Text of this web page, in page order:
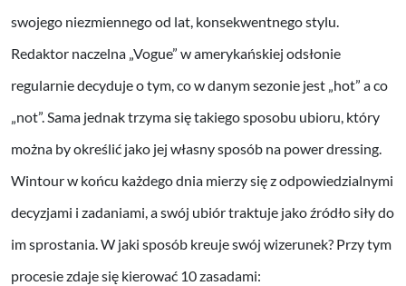
swojego niezmiennego od lat, konsekwentnego stylu.
Redaktor naczelna „Vogue” w amerykańskiej odsłonie
regularnie decyduje o tym, co w danym sezonie jest „hot” a co
„not”. Sama jednak trzyma się takiego sposobu ubioru, który
można by określić jako jej własny sposób na power dressing.
Wintour w końcu każdego dnia mierzy się z odpowiedzialnymi
decyzjami i zadaniami, a swój ubiór traktuje jako źródło siły do
im sprostania. W jaki sposób kreuje swój wizerunek? Przy tym
procesie zdaje się kierować 10 zasadami: